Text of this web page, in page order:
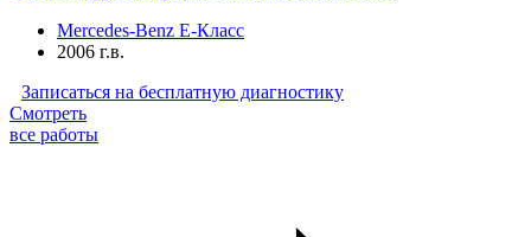
Mercedes-Benz E-Класс
2006 г.в.
Записаться на бесплатную диагностику
Смотреть
все работы